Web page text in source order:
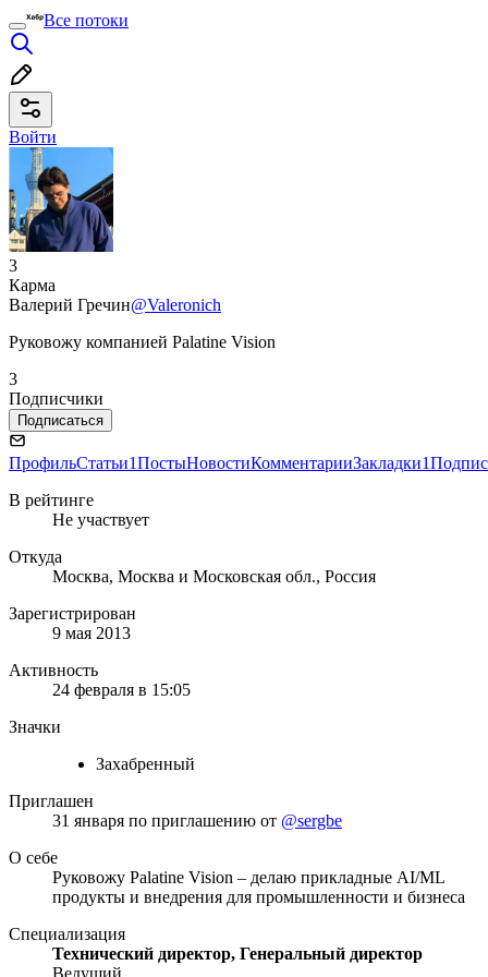
Все потоки
Войти
3
Карма
Валерий Гречин@Valeronich
Руковожу компанией Palatine Vision
3
Подписчики
Подписаться
ПрофильСтатьи1ПостыНовостиКомментарииЗакладки1
В рейтинге
Не участвует
Откуда
Москва, Москва и Московская обл., Россия
Зарегистрирован
9 мая 2013
Активность
24 февраля в 15:05
Значки
Захабренный
Приглашен
31 января по приглашению от @sergbe
О себе
Руковожу Palatine Vision – делаю прикладные AI/ML
продукты и внедрения для промышленности и бизнеса
Специализация
Технический директор, Генеральный директор
Ведущий